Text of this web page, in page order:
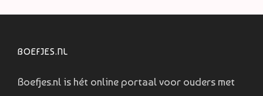
BOEFJES.NL
Boefjes.nl is hét online portaal voor ouders met